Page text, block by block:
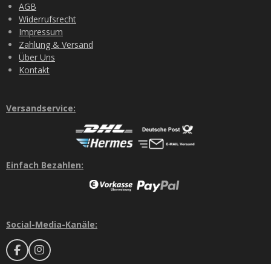
AGB
Widerrufsrecht
Impressum
Zahlung & Versand
Über Uns
Kontakt
Versandservice:
Einfach Bezahlen:
Social-Media-Kanäle:
F
I